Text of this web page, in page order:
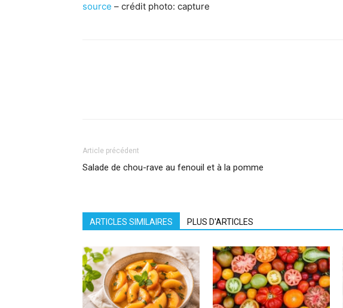
source – crédit photo: capture
Article précédent
Salade de chou-rave au fenouil et à la pomme
ARTICLES SIMILAIRES PLUS D'ARTICLES